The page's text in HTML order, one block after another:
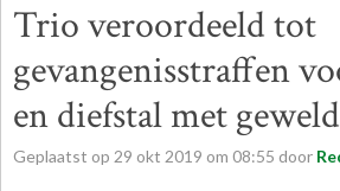
Trio veroordeeld tot
gevangenisstraffen
en diefstal met
Geplaatst op 29 okt 2019 om 08:55 door